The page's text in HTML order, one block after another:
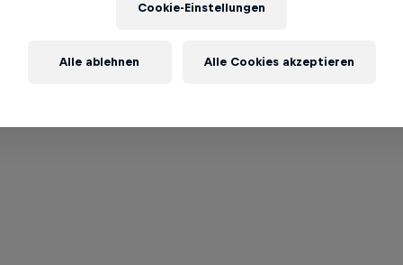
Cookie-Einstellungen
Alle ablehnen Alle Cookies akzeptieren